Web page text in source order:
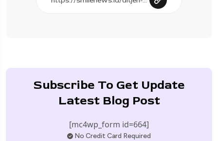
Subscribe To Get Update
Latest Blog Post
[mc4wp_form id=664]
No Credit Card Required